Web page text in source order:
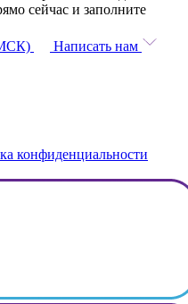
сейчас и заполните
МСК)
Написать нам
конфиденциальности